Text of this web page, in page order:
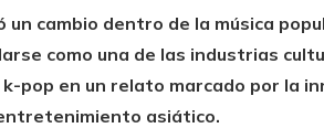
cambio dentro de la música
como una de las industrias
pop en un relato marcado por la
asiático.